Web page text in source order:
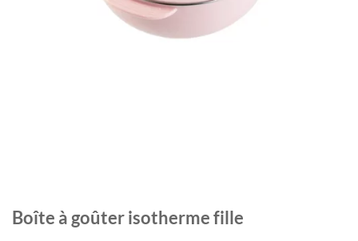
Boîte à goûter isotherme fille